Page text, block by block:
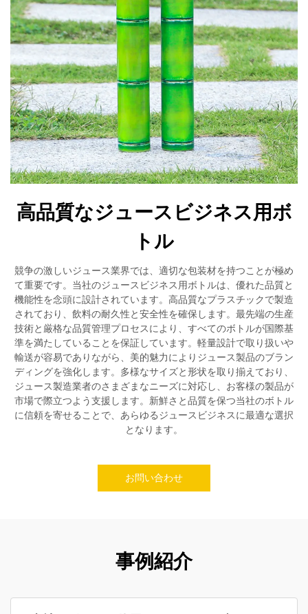
高品質なジュースビジネス用ボ
トル
競争の激しいジュース業界では、適切な包装材を持つことが極め
て重要です。当社のジュースビジネス用ボトルは、優れた品質と
機能性を念頭に設計されています。高品質なプラスチックで製造
されており、飲料の耐久性と安全性を確保します。最先端の生産
技術と厳格な品質管理プロセスにより、すべてのボトルが国際基
準を満たしていることを保証しています。軽量設計で取り扱いや
輸送が容易でありながら、美的魅力によりジュース製品のブラン
ディングを強化します。多様なサイズと形状を取り揃えており、
ジュース製造業者のさまざまなニーズに対応し、お客様の製品が
市場で際立つよう支援します。新鮮さと品質を保つ当社のボトル
に信頼を寄せることで、あらゆるジュースビジネスに最適な選択
となります。
お問い合わせ
事例紹介